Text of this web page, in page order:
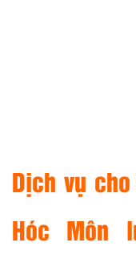
Dịch vụ
Hóc Môn